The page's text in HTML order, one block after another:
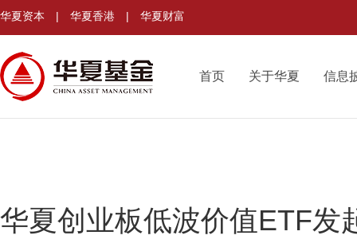
华夏资本 | 华夏香港 | 华夏财富
首页 关于华夏 信息
华夏创业板低波价值ETF发